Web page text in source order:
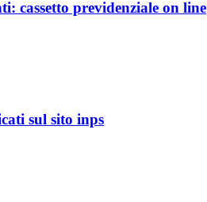
cassetto previdenziale on line
sul sito inps